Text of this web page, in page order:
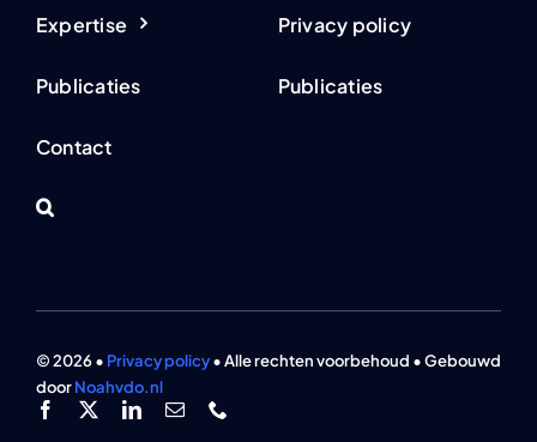
Expertise
Publicaties
Contact
Privacy policy
Publicaties
© 2026 • Privacy policy• Alle rechten voorbehoud • Gebouwd
doorNoahvdo.nl